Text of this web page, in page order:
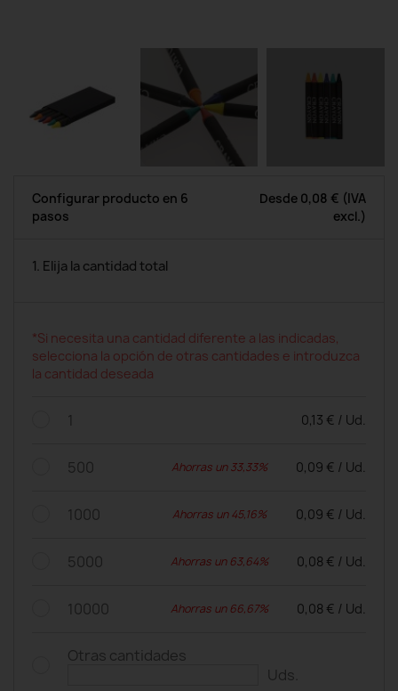
Configurar producto en 6
pasos
Desde 0,08 € (IVA
excl.)
1. Elija la cantidad total
*Si necesita una cantidad diferente a las indicadas,
selecciona la opción de otras cantidades e introduzca
la cantidad deseada
1 0,13 € / Ud.
500 Ahorras un 33,33% 0,09 € / Ud.
1000 Ahorras un 45,16% 0,09 € / Ud.
5000 Ahorras un 63,64% 0,08 € / Ud.
10000 Ahorras un 66,67% 0,08 € / Ud.
Otras cantidades
Uds.